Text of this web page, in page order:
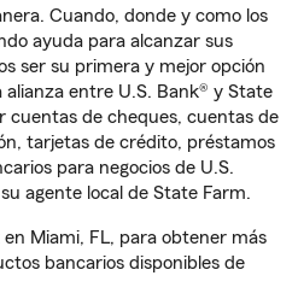
Cuando, donde y como los
ayuda para alcanzar sus
ser su primera y mejor opción
alianza entre U.S. Bank® y State
cuentas de cheques, cuentas de
tarjetas de crédito, préstamos
para negocios de U.S.
agente local de State Farm.
Miami, FL, para obtener más
bancarios disponibles de